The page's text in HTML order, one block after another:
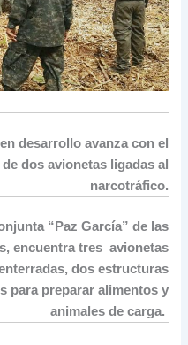
desarrollo avanza con el
dos avionetas ligadas al
narcotráfico.
“Paz García” de las
encuentra tres avionetas
dos estructuras
para preparar alimentos y
animales de carga.